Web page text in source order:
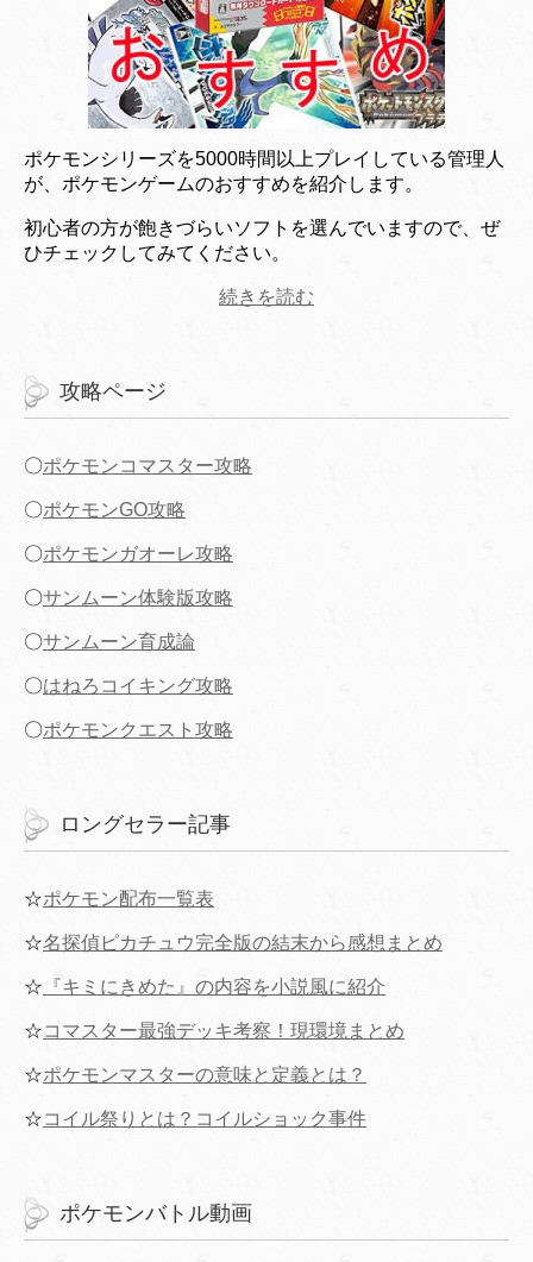
ポケモンシリーズを5000時間以上プレイしている管理人
が、ポケモンゲームのおすすめを紹介します。
初心者の方が飽きづらいソフトを選んでいますので、ぜ
ひチェックしてみてください。
続きを読む
攻略ページ
〇ポケモンコマスター攻略
〇ポケモンGO攻略
〇ポケモンガオーレ攻略
〇サンムーン体験版攻略
〇サンムーン育成論
〇はねろコイキング攻略
〇ポケモンクエスト攻略
ロングセラー記事
☆ポケモン配布一覧表
☆名探偵ピカチュウ完全版の結末から感想まとめ
☆ 『キミにきめた』の内容を小説風に紹介
☆コマスター最強デッキ考察！現環境まとめ
☆ポケモンマスターの意味と定義とは？
☆コイル祭りとは？コイルショック事件
ポケモンバトル動画